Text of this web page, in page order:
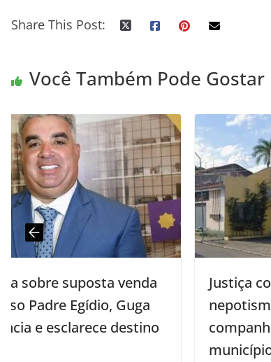
Share This Post:
Você Também Pode Gostar
Justiça condena ex-prefeita por
nepotismo após nomear
companheiro como procurador